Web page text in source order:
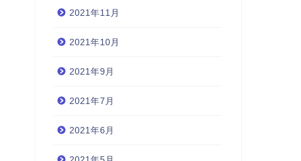
2021年11月
2021年10月
2021年9月
2021年7月
2021年6月